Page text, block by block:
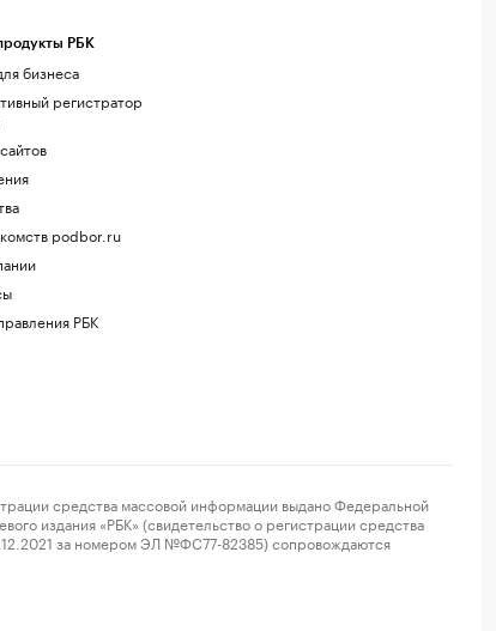
РБК
бизнеса
регистратор
podbor.ru
РБК
средства массовой информации выдано Федеральной
издания «РБК» (свидетельство о регистрации средства
за номером ЭЛ №ФС77-82385) сопровождаются